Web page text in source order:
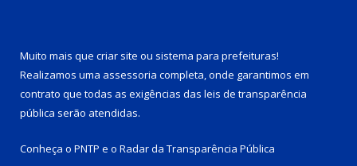
Muito mais que criar site ou sistema para prefeituras!
Realizamos uma assessoria completa, onde garantimos em
contrato que todas as exigências das leis de transparência
pública serão atendidas.
Conheça o PNTP e o Radar da Transparência Pública